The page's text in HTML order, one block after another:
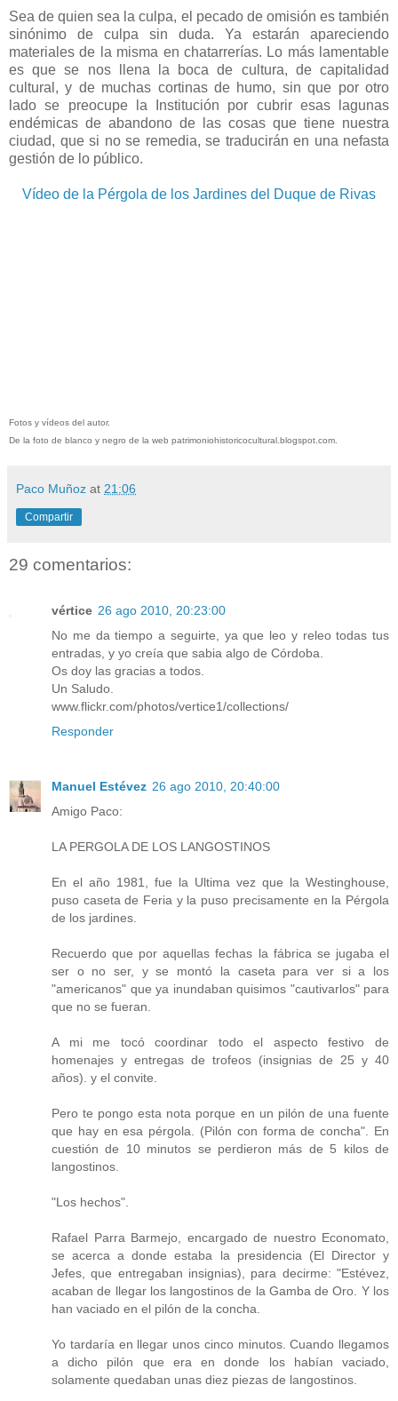
Sea de quien sea la culpa, el pecado de omisión es también
sinónimo de culpa sin duda. Ya estarán apareciendo
materiales de la misma en chatarrerías. Lo más lamentable
es que se nos llena la boca de cultura, de capitalidad
cultural, y de muchas cortinas de humo, sin que por otro
lado se preocupe la Institución por cubrir esas lagunas
endémicas de abandono de las cosas que tiene nuestra
ciudad, que si no se remedia, se traducirán en una nefasta
gestión de lo público.
Vídeo de la Pérgola de los Jardines del Duque de Rivas
Fotos y vídeos del autor.
De la foto de blanco y negro de la web patrimoniohistoricocultural.blogspot.com.
Paco Muñoz at 21:06
Compartir
29 comentarios:
vértice 26 ago 2010, 20:23:00
No me da tiempo a seguirte, ya que leo y releo todas tus
entradas, y yo creía que sabia algo de Córdoba.
Os doy las gracias a todos.
Un Saludo.
www.flickr.com/photos/vertice1/collections/
Responder
Manuel Estévez 26 ago 2010, 20:40:00
Amigo Paco:
LA PERGOLA DE LOS LANGOSTINOS
En el año 1981, fue la Ultima vez que la Westinghouse,
puso caseta de Feria y la puso precisamente en la Pérgola
de los jardines.
Recuerdo que por aquellas fechas la fábrica se jugaba el
ser o no ser, y se montó la caseta para ver si a los
"americanos" que ya inundaban quisimos "cautivarlos" para
que no se fueran.
A mi me tocó coordinar todo el aspecto festivo de
homenajes y entregas de trofeos (insignias de 25 y 40
años). y el convite.
Pero te pongo esta nota porque en un pilón de una fuente
que hay en esa pérgola. (Pilón con forma de concha". En
cuestión de 10 minutos se perdieron más de 5 kilos de
langostinos.
"Los hechos".
Rafael Parra Barmejo, encargado de nuestro Economato,
se acerca a donde estaba la presidencia (El Director y
Jefes, que entregaban insignias), para decirme: "Estévez,
acaban de llegar los langostinos de la Gamba de Oro. Y los
han vaciado en el pilón de la concha.
Yo tardaría en llegar unos cinco minutos. Cuando llegamos
a dicho pilón que era en donde los habían vaciado,
solamente quedaban unas diez piezas de langostinos.